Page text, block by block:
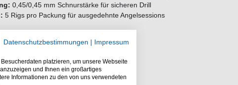
0,45/0,45 mm Schnurstärke für sicheren Drill
5 Rigs pro Packung für ausgedehnte Angelsessions
0,45 mm
Datenschutzbestimmungen
Impressum
platzieren, um unsere Webseite
und Ihnen ein großartiges
Informationen zu den von uns verwendeten